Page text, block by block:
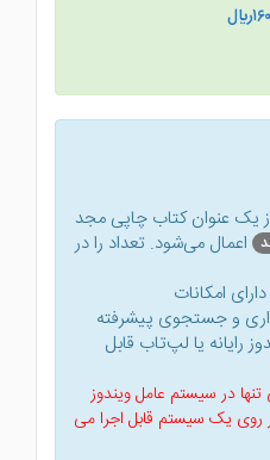
یک عنوان کتاب‌ چاپی مجد
اعمال می‌شود. تعداد را در
امکانات
و جستجوی پیشرفته
رایانه یا لپ‌تاب قابل
تنها در سیستم عامل ویندوز
روی یک سیستم قابل اجرا می